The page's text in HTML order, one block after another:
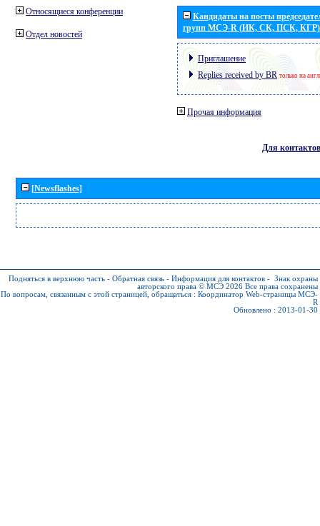
Относящиеся конференции
Отдел новостей
Кандидаты на посты
групп МСЭ-R (ИК, СК, ПСК, КГР)
Приглашение
Replies received by BR только на
Прочая информация
Для контактов
[Newsflashes]
Подняться в верхнюю часть - Обратная связь - Информация для контактов - Знак охраны
авторского права © МСЭ 2026 Все права сохранены
По вопросам, связанным с этой страницей, обращаться : Координатор Web-страницы МСЭ-
R
Обновлено : 2013-01-30